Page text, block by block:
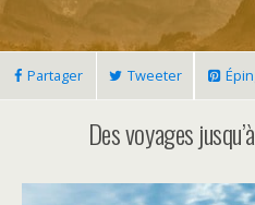
Partager Tweeter
Des voyages